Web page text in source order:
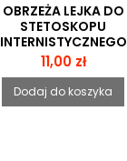
OBRZEŻA LEJKA DO
STETOSKOPU
INTERNISTYCZNEGO
ECOMED
Cena
11,00 zł
Dodaj do koszyka